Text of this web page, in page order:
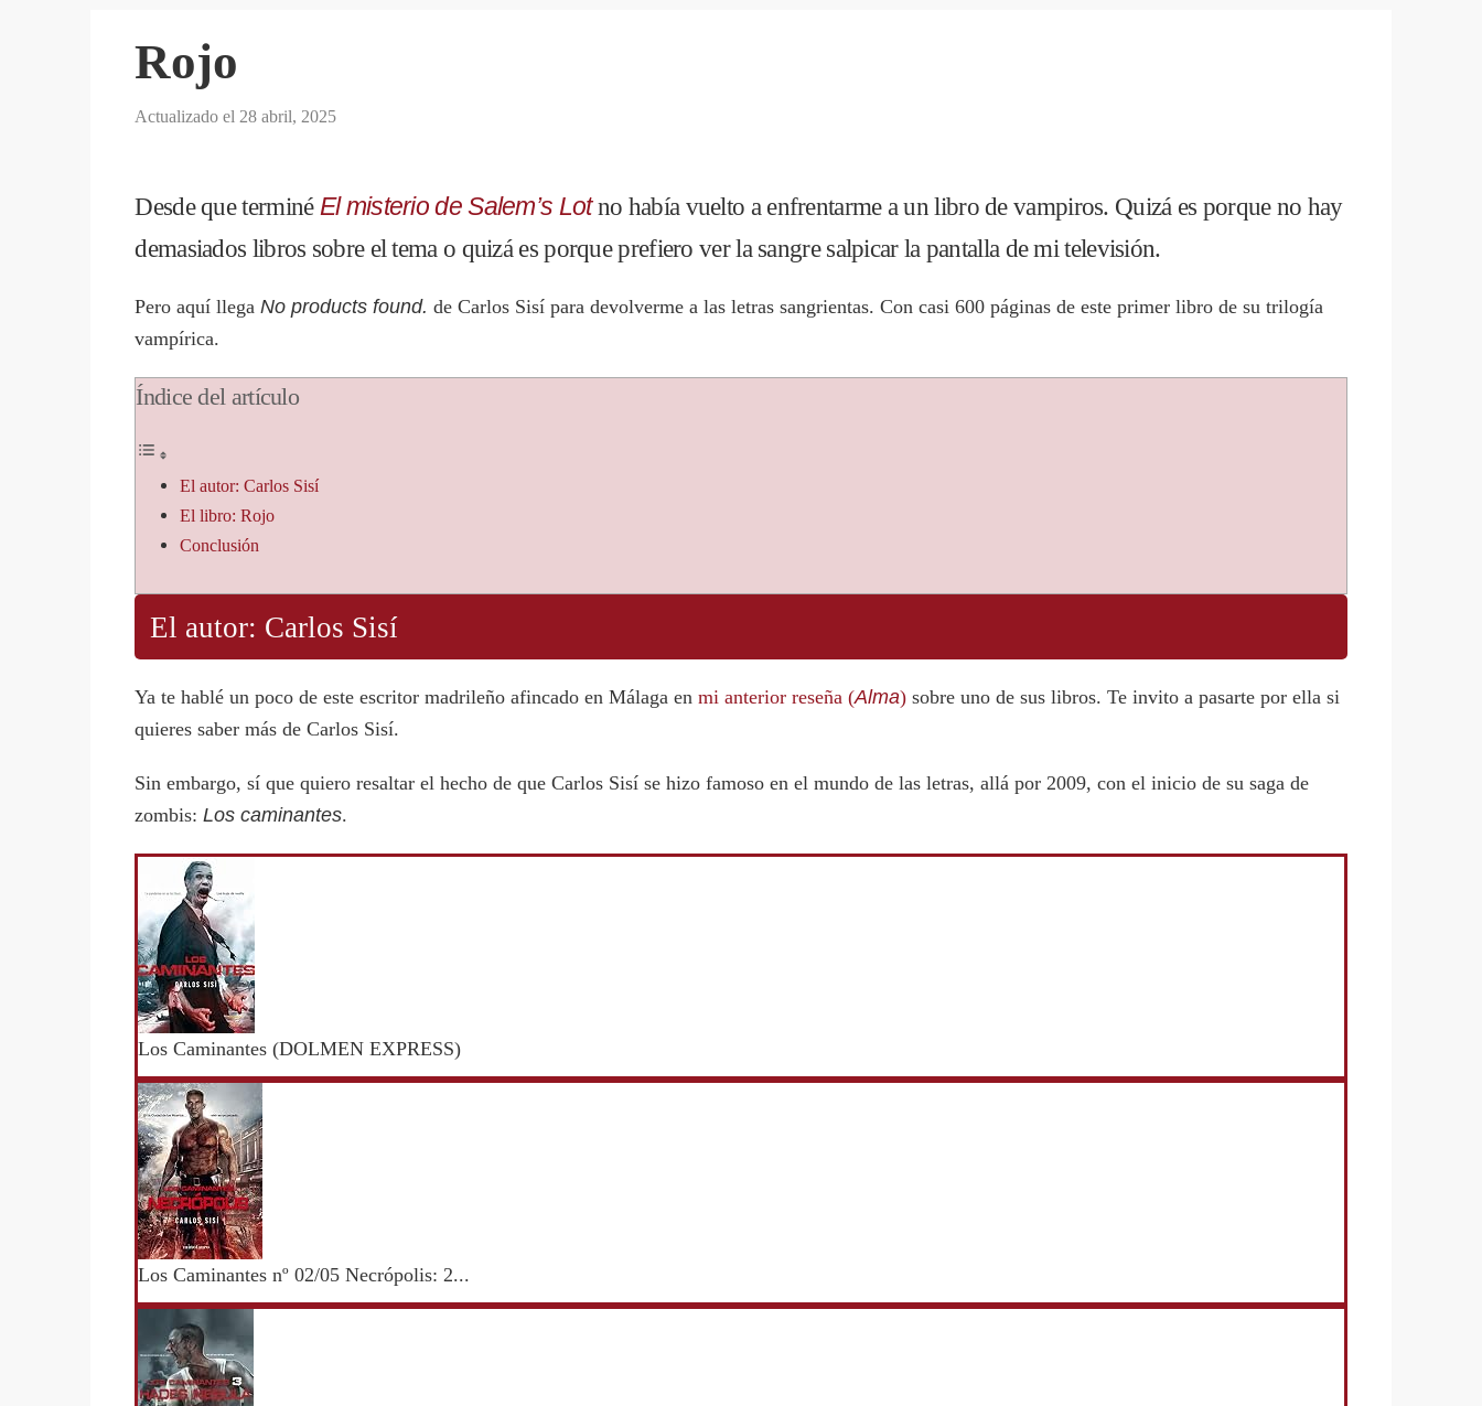
Rojo
Actualizado el 28 abril, 2025
Desde que terminé El misterio de Salem’s Lotno había vuelto a enfrentarme a un libro de vampiros. Quizá es porque no hay
demasiados libros sobre el tema o quizá es porque prefiero ver la sangre salpicar la pantalla de mi televisión.
Pero aquí llegaNo products found. de Carlos Sisí para devolverme a las letras sangrientas. Con casi 600 páginas de este primer libro de su trilogía
vampírica.
Índice del artículo
El autor: Carlos Sisí
El libro: Rojo
Conclusión
El autor: Carlos Sisí
Ya te hablé un poco de este escritor madrileño afincado en Málaga enmi anterior reseña (Alma) sobre uno de sus libros. Te invito a pasarte por ella si
quieres saber más de Carlos Sisí.
Sin embargo, sí que quiero resaltar el hecho de que Carlos Sisí se hizo famoso en el mundo de las letras, allá por 2009, con el inicio de su saga de
zombis:Los caminantes.
Los Caminantes (DOLMEN EXPRESS)
Los Caminantes nº 02/05 Necrópolis: 2...